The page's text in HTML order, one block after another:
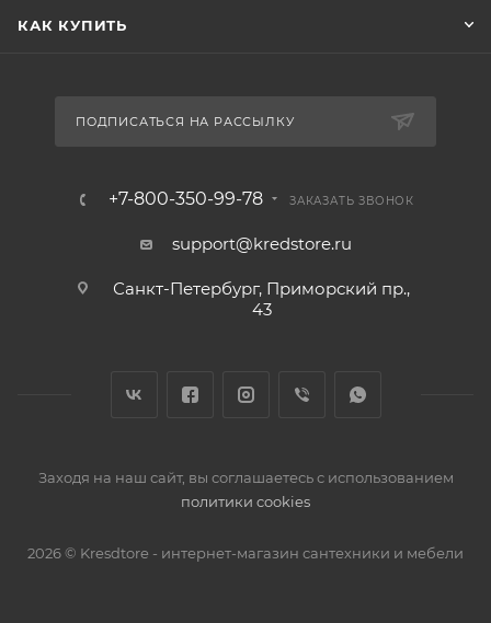
КАК КУПИТЬ
ПОДПИСАТЬСЯ НА РАССЫЛКУ
+7-800-350-99-78 ЗАКАЗАТЬ ЗВОНОК
support@kredstore.ru
Санкт-Петербург, Приморский пр.,
43
Заходя на наш сайт, вы соглашаетесь с использованием
политики cookies
2026 © Kresdtore - интернет-магазин сантехники и мебели